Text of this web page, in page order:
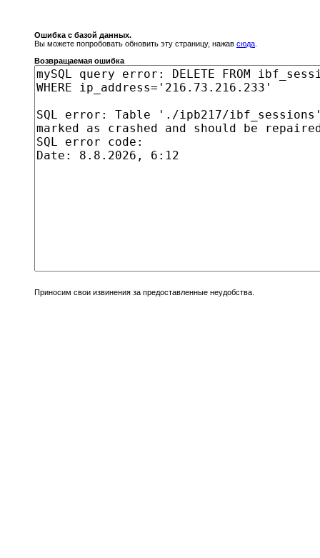
Ошибка с базой данных.
Вы можете попробовать обновить эту страницу, нажав сюда
Возвращаемая ошибка
Приносим свои извинения за предоставленные неудобства.